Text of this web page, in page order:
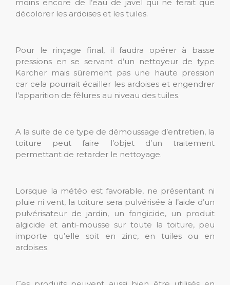
moins encore de l’eau de javel qui ne ferait que
décolorer les ardoises et les tuiles.
Pour le rinçage final, il faudra opérer à basse
pressions en se servant d’un nettoyeur de type
Karcher mais sûrement pas une haute pression
car cela pourrait écailler les ardoises et engendrer
l’apparition de fêlures au niveau des tuiles.
A la suite de ce type de démoussage d’entretien, la
toiture peut faire l’objet d’un traitement
permettant de retarder le nettoyage.
Lorsque la météo est favorable, ne présentant ni
pluie ni vent, la toiture sera pulvérisée à l’aide d’un
pulvérisateur de jardin, un fongicide, un produit
algicide et anti-mousse sur toute la toiture, peu
importe qu’elle soit en zinc, en tuiles ou en
ardoises.